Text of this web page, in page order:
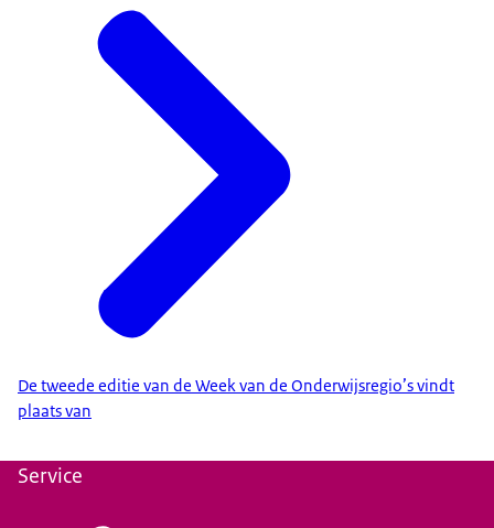
De tweede editie van de Week van de Onderwijsregio’s vindt
plaats van
Service